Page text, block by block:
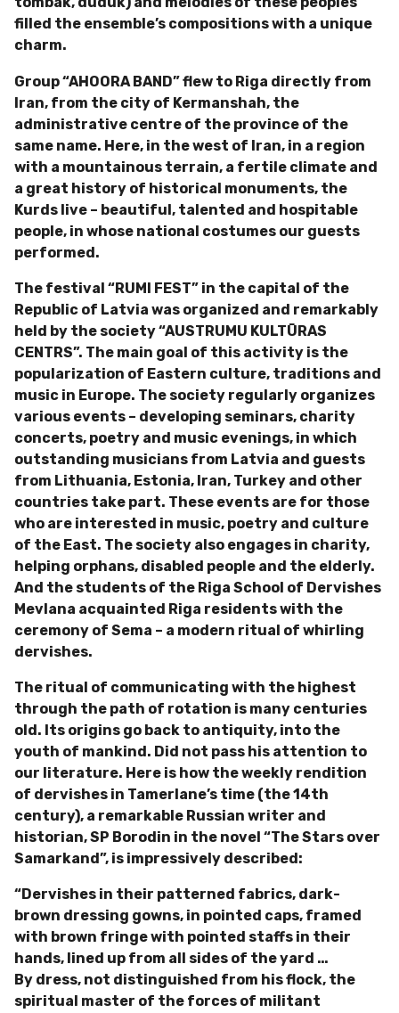
filled the ensemble’s compositions with a unique
charm.
Group “AHOORA BAND” flew to Riga directly from
Iran, from the city of Kermanshah, the
administrative centre of the province of the
same name. Here, in the west of Iran, in a region
with a mountainous terrain, a fertile climate and
a great history of historical monuments, the
Kurds live – beautiful, talented and hospitable
people, in whose national costumes our guests
performed.
The festival “RUMI FEST” in the capital of the
Republic of Latvia was organized and remarkably
held by the society “AUSTRUMU KULTŪRAS
CENTRS”. The main goal of this activity is the
popularization of Eastern culture, traditions and
music in Europe. The society regularly organizes
various events – developing seminars, charity
concerts, poetry and music evenings, in which
outstanding musicians from Latvia and guests
from Lithuania, Estonia, Iran, Turkey and other
countries take part. These events are for those
who are interested in music, poetry and culture
of the East. The society also engages in charity,
helping orphans, disabled people and the elderly.
And the students of the Riga School of Dervishes
Mevlana acquainted Riga residents with the
ceremony of Sema – a modern ritual of whirling
dervishes.
The ritual of communicating with the highest
through the path of rotation is many centuries
old. Its origins go back to antiquity, into the
youth of mankind. Did not pass his attention to
our literature. Here is how the weekly rendition
of dervishes in Tamerlane’s time (the 14th
century), a remarkable Russian writer and
historian, SP Borodin in the novel “The Stars over
Samarkand”, is impressively described:
“Dervishes in their patterned fabrics, dark-
brown dressing gowns, in pointed caps, framed
with brown fringe with pointed staffs in their
hands, lined up from all sides of the yard …
By dress, not distinguished from his flock, the
spiritual master of the forces of militant